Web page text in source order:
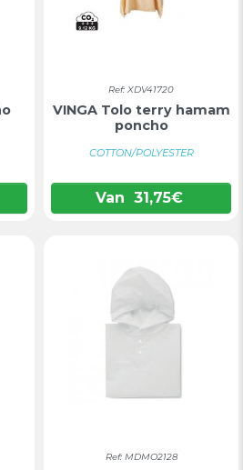
Ref: XDV41720
VINGA Tolo terry hamam
poncho
COTTON/POLYESTER
Van 31,75€
Ref: MDMO2128